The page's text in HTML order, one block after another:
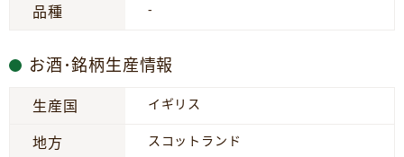
品種 -
お酒･銘柄生産情報
生産国 イギリス
地方 スコットランド